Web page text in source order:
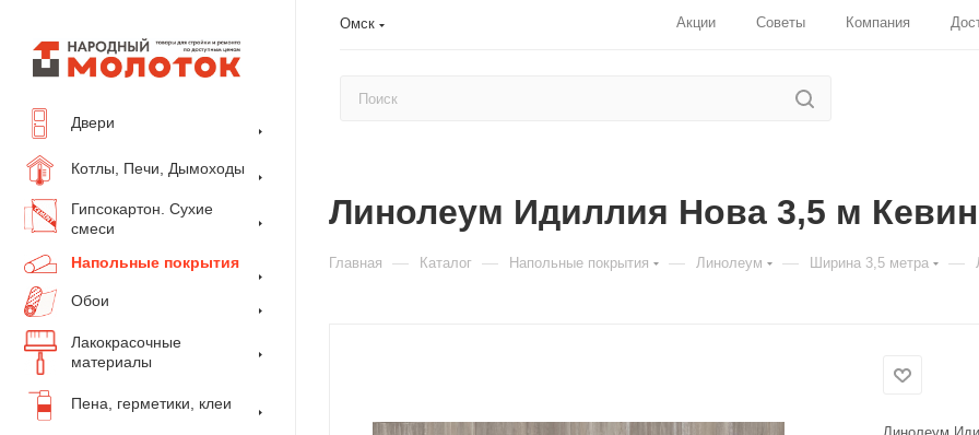
Омск Акции Советы Компания
Двери
Котлы, Печи, Дымоходы
Гипсокартон. Сухие
смеси
Напольные покрытия
Обои
Лакокрасочные
материалы
Пена, герметики, клеи
Линолеум Идиллия Нова 3,5 м
Главная — Каталог — Напольные покрытия — Линолеум — Ширина 3,5 метра —